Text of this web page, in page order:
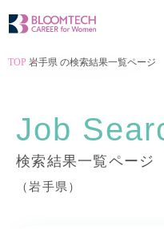
TOP 岩手県 の検索結果一覧ページ
Job
検索結果一覧ページ
（岩手県）